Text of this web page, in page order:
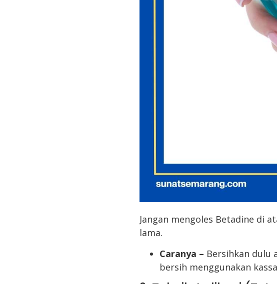
Jangan mengoles Betadine di
lama.
Caranya – Bersihkan dulu
bersih menggunakan